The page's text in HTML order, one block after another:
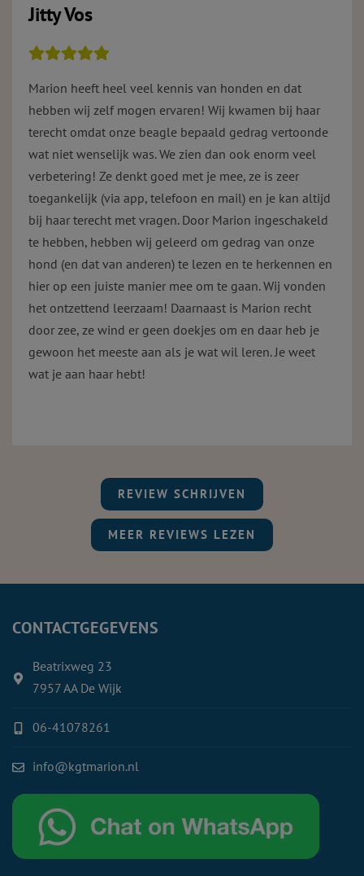
Jitty Vos
Marion heeft heel veel kennis van honden en dat
hebben wij zelf mogen ervaren! Wij kwamen bij haar
terecht omdat onze beagle bepaald gedrag vertoonde
wat niet wenselijk was. We zien dan ook enorm veel
verbetering! Ze denkt goed met je mee, ze is zeer
toegankelijk (via app, telefoon en mail) en je kan altijd
bij haar terecht met vragen. Door Marion ingeschakeld
te hebben, hebben wij geleerd om gedrag van onze
hond (en dat van anderen) te lezen en te herkennen en
hier op een juiste manier mee om te gaan. Wij vonden
het ontzettend leerzaam! Daarnaast is Marion recht
door zee, ze wind er geen doekjes om en daar heb je
gewoon het meeste aan als je wat wil leren. Je weet
wat je aan haar hebt!
REVIEW SCHRIJVEN
MEER REVIEWS LEZEN
CONTACTGEGEVENS
Beatrixweg 23
7957 AA De Wijk
06-41078261
info@kgtmarion.nl